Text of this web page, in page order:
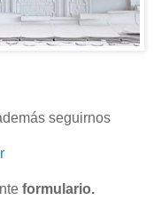
seguirnos
formulario.